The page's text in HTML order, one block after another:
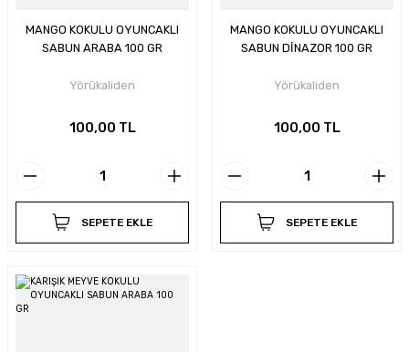
MANGO KOKULU OYUNCAKLI
SABUN ARABA 100 GR
Yörükaliden
100,00 TL
SEPETE EKLE
MANGO KOKULU OYUNCAKLI
SABUN DİNAZOR 100 GR
Yörükaliden
100,00 TL
SEPETE EKLE